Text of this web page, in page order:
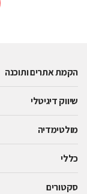
field
הקמת אתרים ותוכנה
שיווק דיגיטלי
מולטימדיה
כללי
סקטורים